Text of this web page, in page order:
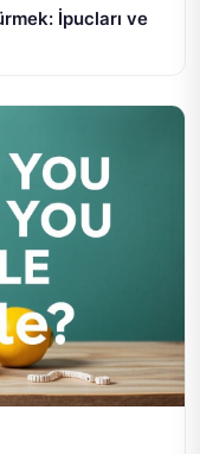
İpucları ve